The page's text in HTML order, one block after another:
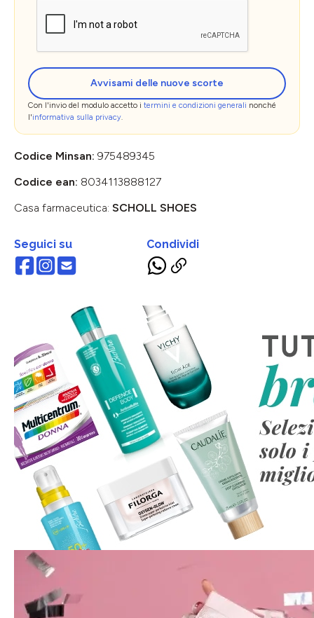
Avvisami delle nuove scorte
Con l'invio del modulo accetto i termini e condizioni generali nonché
l'informativa sulla privacy.
Codice Minsan: 975489345
Codice ean: 8034113888127
Casa farmaceutica: SCHOLL SHOES
Seguici su Condividi